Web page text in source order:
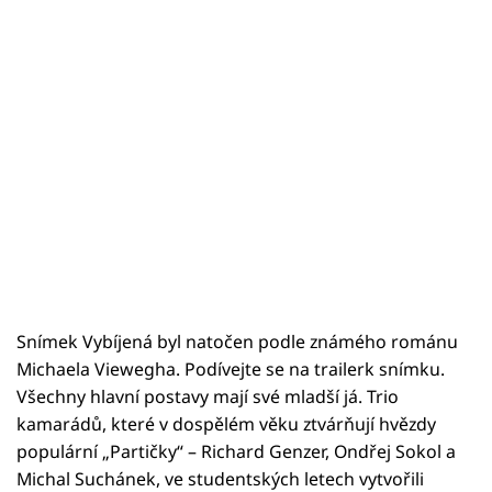
Snímek Vybíjená byl natočen podle známého románu
Michaela Viewegha. Podívejte se na trailerk snímku.
Všechny hlavní postavy mají své mladší já. Trio
kamarádů, které v dospělém věku ztvárňují hvězdy
populární „Partičky“ – Richard Genzer, Ondřej Sokol a
Michal Suchánek, ve studentských letech vytvořili